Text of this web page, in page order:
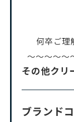
何卒ご理
～～～～～
その他クリ
ブランド